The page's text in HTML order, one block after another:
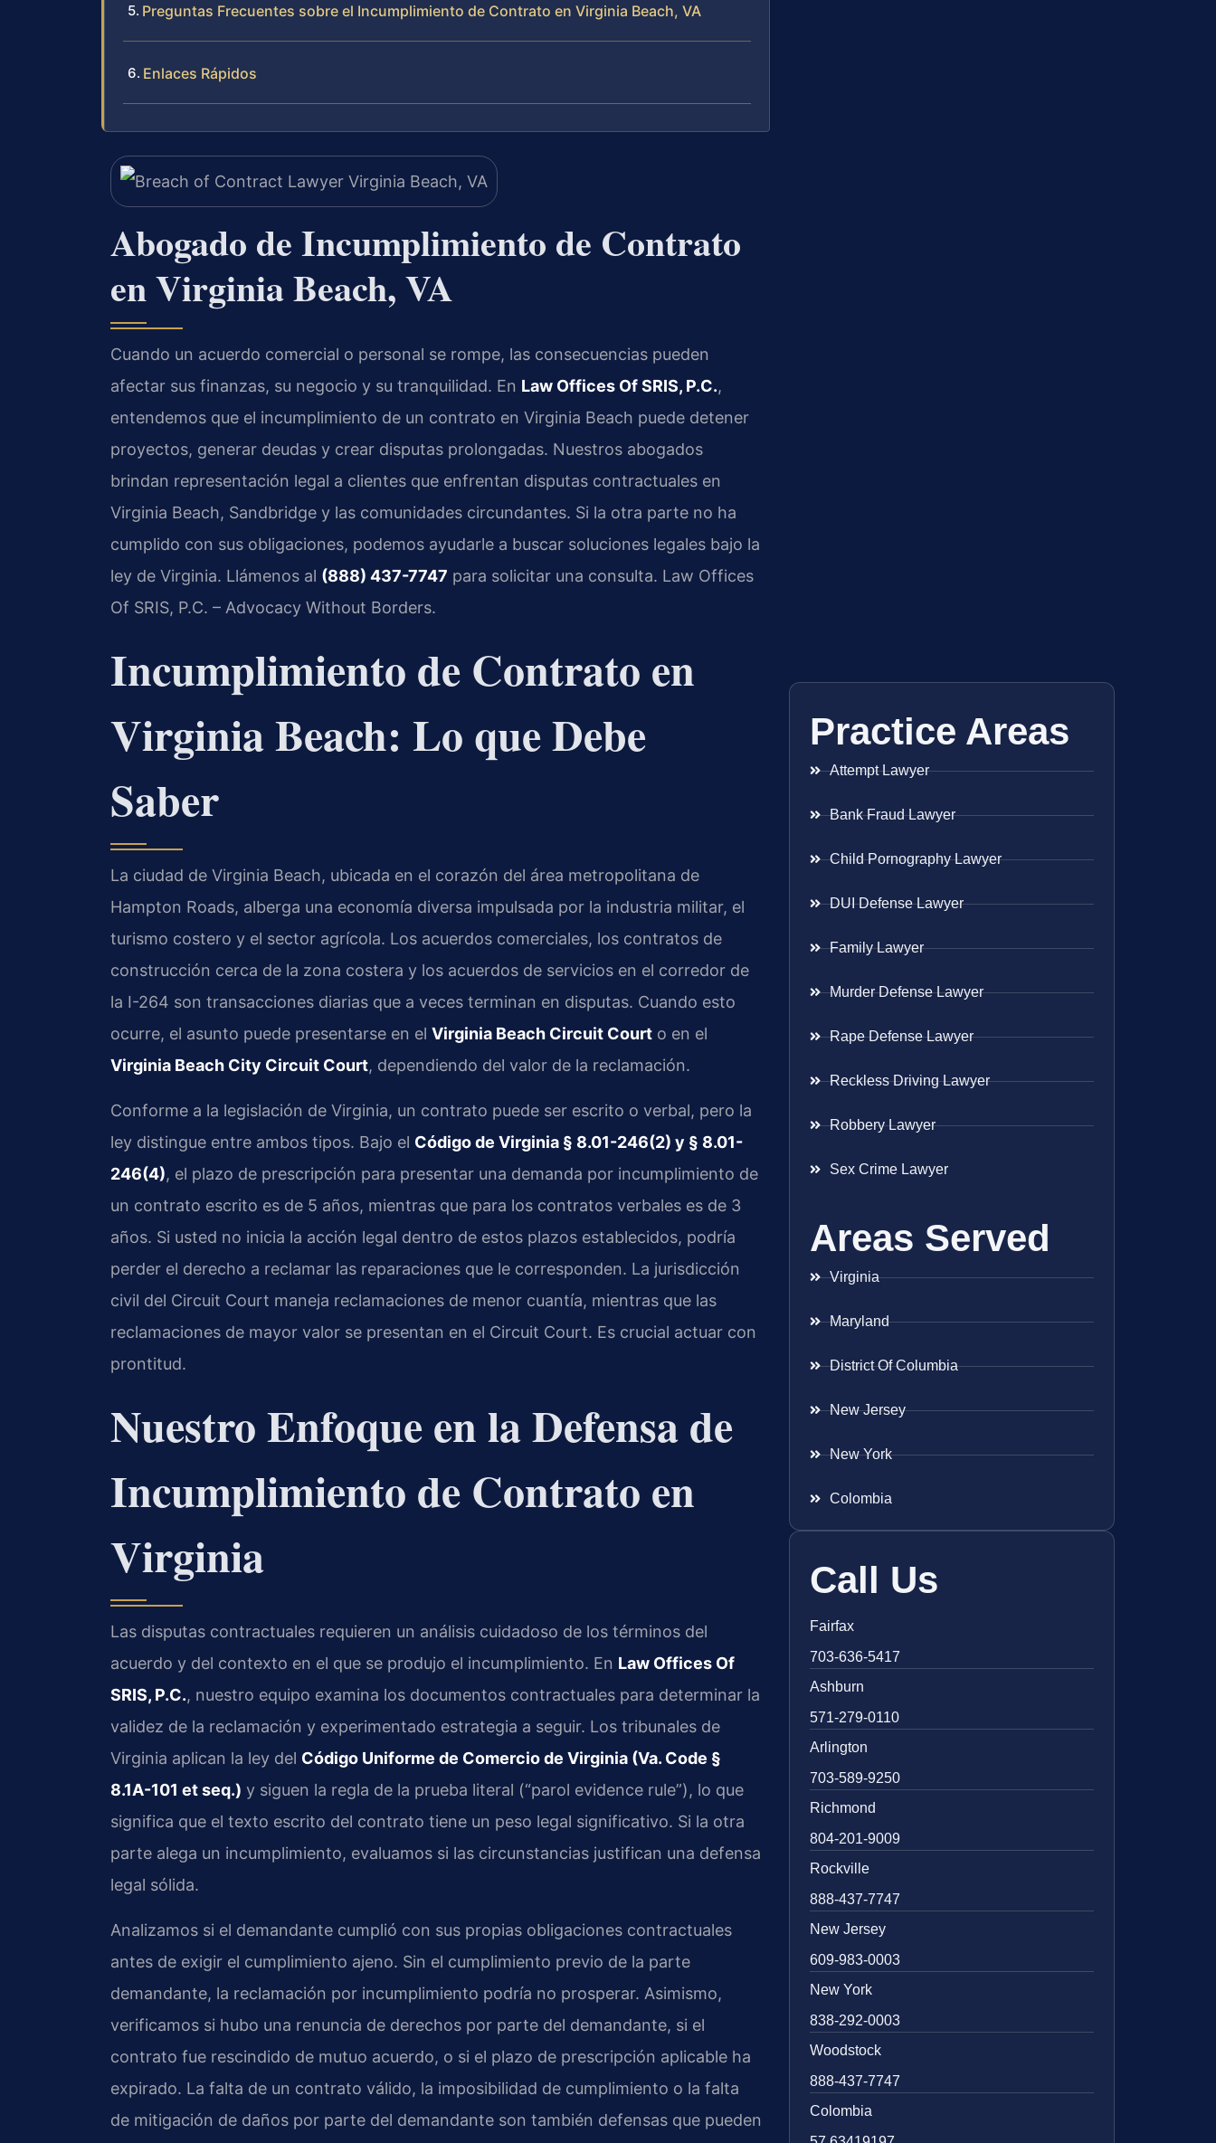
Preguntas Frecuentes sobre el Incumplimiento de Contrato en Virginia Beach, VA
Enlaces Rápidos
Abogado de Incumplimiento de Contrato
en Virginia Beach, VA
Cuando un acuerdo comercial o personal se rompe, las consecuencias pueden
afectar sus finanzas, su negocio y su tranquilidad. En Law Offices Of SRIS, P.C.,
entendemos que el incumplimiento de un contrato en Virginia Beach puede detener
proyectos, generar deudas y crear disputas prolongadas. Nuestros abogados
brindan representación legal a clientes que enfrentan disputas contractuales en
Virginia Beach, Sandbridge y las comunidades circundantes. Si la otra parte no ha
cumplido con sus obligaciones, podemos ayudarle a buscar soluciones legales bajo la
ley de Virginia. Llámenos al (888) 437-7747 para solicitar una consulta. Law Offices
Of SRIS, P.C. – Advocacy Without Borders.
Incumplimiento de Contrato en
Virginia Beach: Lo que Debe
Saber
La ciudad de Virginia Beach, ubicada en el corazón del área metropolitana de
Hampton Roads, alberga una economía diversa impulsada por la industria militar, el
turismo costero y el sector agrícola. Los acuerdos comerciales, los contratos de
construcción cerca de la zona costera y los acuerdos de servicios en el corredor de
la I-264 son transacciones diarias que a veces terminan en disputas. Cuando esto
ocurre, el asunto puede presentarse en el Virginia Beach Circuit Court o en el
Virginia Beach City Circuit Court, dependiendo del valor de la reclamación.
Conforme a la legislación de Virginia, un contrato puede ser escrito o verbal, pero la
ley distingue entre ambos tipos. Bajo el Código de Virginia § 8.01-246(2) y § 8.01-
246(4), el plazo de prescripción para presentar una demanda por incumplimiento de
un contrato escrito es de 5 años, mientras que para los contratos verbales es de 3
años. Si usted no inicia la acción legal dentro de estos plazos establecidos, podría
perder el derecho a reclamar las reparaciones que le corresponden. La jurisdicción
civil del Circuit Court maneja reclamaciones de menor cuantía, mientras que las
reclamaciones de mayor valor se presentan en el Circuit Court. Es crucial actuar con
prontitud.
Nuestro Enfoque en la Defensa de
Incumplimiento de Contrato en
Virginia
Las disputas contractuales requieren un análisis cuidadoso de los términos del
acuerdo y del contexto en el que se produjo el incumplimiento. En Law Offices Of
SRIS, P.C., nuestro equipo examina los documentos contractuales para determinar la
validez de la reclamación y experimentado estrategia a seguir. Los tribunales de
Virginia aplican la ley del Código Uniforme de Comercio de Virginia (Va. Code §
8.1A-101 et seq.) y siguen la regla de la prueba literal (“parol evidence rule”), lo que
significa que el texto escrito del contrato tiene un peso legal significativo. Si la otra
parte alega un incumplimiento, evaluamos si las circunstancias justifican una defensa
legal sólida.
Analizamos si el demandante cumplió con sus propias obligaciones contractuales
antes de exigir el cumplimiento ajeno. Sin el cumplimiento previo de la parte
demandante, la reclamación por incumplimiento podría no prosperar. Asimismo,
verificamos si hubo una renuncia de derechos por parte del demandante, si el
contrato fue rescindido de mutuo acuerdo, o si el plazo de prescripción aplicable ha
expirado. La falta de un contrato válido, la imposibilidad de cumplimiento o la falta
de mitigación de daños por parte del demandante son también defensas que pueden
Practice Areas
Attempt Lawyer
Bank Fraud Lawyer
Child Pornography Lawyer
DUI Defense Lawyer
Family Lawyer
Murder Defense Lawyer
Rape Defense Lawyer
Reckless Driving Lawyer
Robbery Lawyer
Sex Crime Lawyer
Areas Served
Virginia
Maryland
District Of Columbia
New Jersey
New York
Colombia
Call Us
Fairfax
703-636-5417
Ashburn
571-279-0110
Arlington
703-589-9250
Richmond
804-201-9009
Rockville
888-437-7747
New Jersey
609-983-0003
New York
838-292-0003
Woodstock
888-437-7747
Colombia